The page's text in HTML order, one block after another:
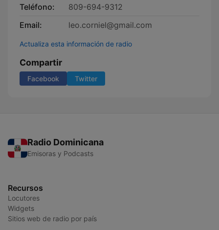
Teléfono:
809-694-9312
Email:
leo.corniel@gmail.com
Actualiza esta información de radio
Compartir
Facebook Twitter
Radio Dominicana
Emisoras y Podcasts
Recursos
Locutores
Widgets
Sitios web de radio por país